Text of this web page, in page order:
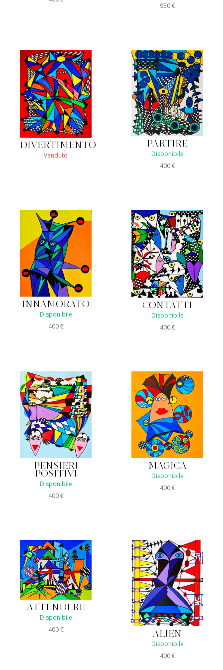
950€
DIVERTIMENTO
Venduto
PARTIRE
Disponibile
400€
INNAMORATO
Disponibile
400€
CONTATTI
Disponibile
400€
PENSIERI
POSITIVI
Disponibile
400€
MAGICA
Disponibile
400€
ATTENDERE
Disponibile
400€
ALIEN
Disponibile
400€